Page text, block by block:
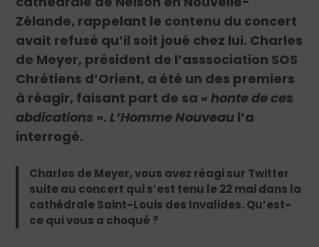
Zélande, rappelant le contenu du concert
avait refusé qu’il soit joué chez lui. Charles
de Meyer, président de l’asssociation SOS
Chrétiens d’Orient, a été un des premiers
à réagir, faisant part de sa « honte de ces
abdications ».L’Homme Nouveau l’a
interrogé.
Charles de Meyer, vous avez réagi sur Twitter
suite au concert qui s’est tenu le 22 mai dans la
cathédrale Saint-Louis des Invalides. Qu’est-
ce qui vous a choqué ?